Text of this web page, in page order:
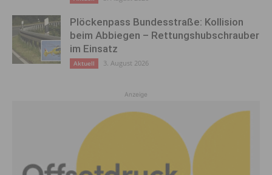
Plöckenpass Bundesstraße: Kollision
beim Abbiegen – Rettungshubschrauber
im Einsatz
Aktuell 3. August 2026
Anzeige